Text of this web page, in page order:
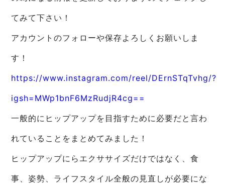
てみて下さい！
アカウントのフォローや保存よろしくお願いしま
す！
https://www.instagram.com/reel/DErnSTqTvhg/?
igsh=MWp1bnF6MzRudjR4cg==
一般的にヒップアップを目指すために必要だと言わ
れていることをまとめてみました！
ヒップアップにらエクササイズだけではなく、食
事、姿勢、ライフスタイル全般の見直しが必要にな